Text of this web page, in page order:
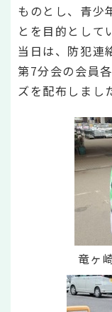
ものとし、青少
とを目的として
当日は、防犯連
第7分会の会員
ズを配布しまし
竜ヶ